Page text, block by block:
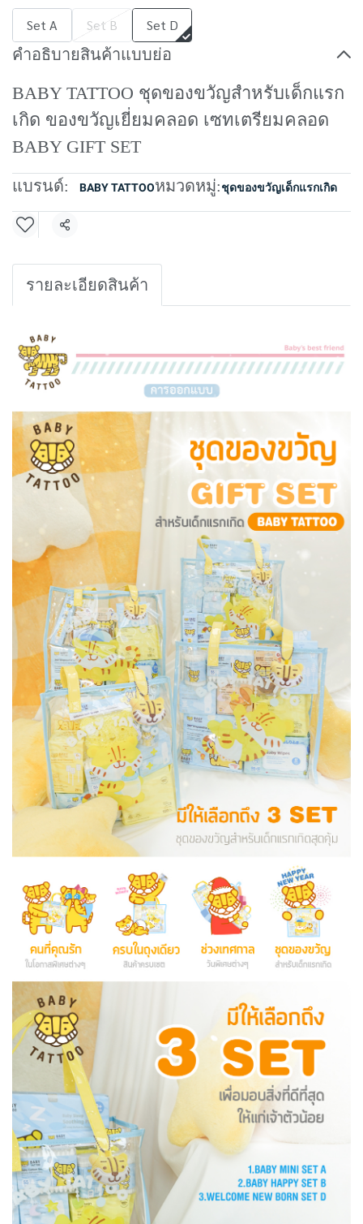
Set A Set B Set D
คำอธิบายสินค้าแบบย่อ
BABY TATTOO ชุดของขวัญสำหรับเด็กแรก
เกิด ของขวัญเยี่ยมคลอด เซทเตรียมคลอด
BABY GIFT SET
แบรนด์: BABY TATTOOหมวดหมู่:ชุดของขวัญเด็กแรกเกิด
แชร์
รายละเอียดสินค้า